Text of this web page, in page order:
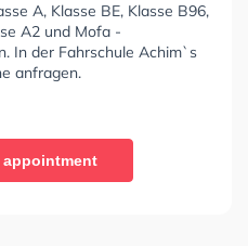
A, Klasse BE, Klasse B96,
A2 und Mofa -
In der Fahrschule Achim`s
anfragen.
appointment